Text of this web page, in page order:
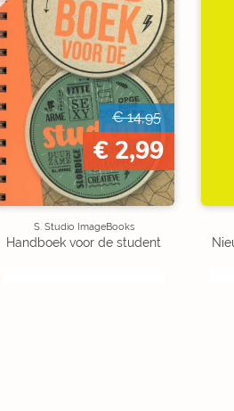
€ 14,95
€ 2,99
S. Studio ImageBooks
Handboek voor de student